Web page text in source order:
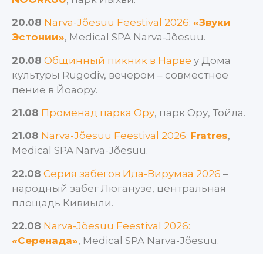
20.08 Narva-Jõesuu Feestival 2026: «Звуки
Эстонии», Medical SPA Narva-Jõesuu.
20.08 Общинный пикник в Нарве у Дома
культуры Rugodiv, вечером – совместное
пение в Йоаору.
21.08 Променад парка Ору, парк Ору, Тойла.
21.08 Narva-Jõesuu Feestival 2026: Fratres,
Medical SPA Narva-Jõesuu.
22.08 Серия забегов Ида-Вирумаа 2026 –
народный забег Люганузе, центральная
площадь Кивиыли.
22.08 Narva-Jõesuu Feestival 2026:
«Серенада», Medical SPA Narva-Jõesuu.